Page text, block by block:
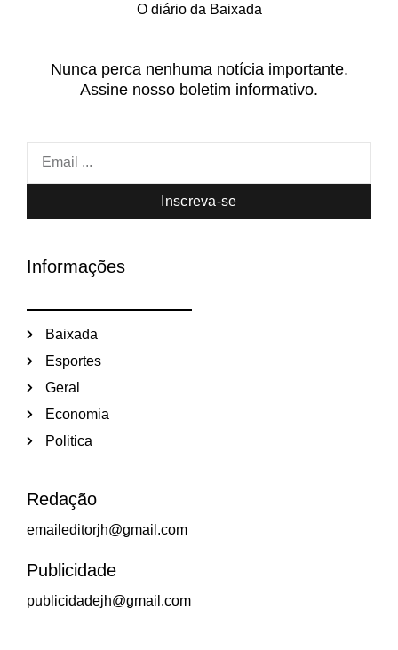
O diário da Baixada
Nunca perca nenhuma notícia importante.
Assine nosso boletim informativo.
Inscreva-se
Informações
Baixada
Esportes
Geral
Economia
Politica
Redação
emaileditorjh@gmail.com
Publicidade
publicidadejh@gmail.com